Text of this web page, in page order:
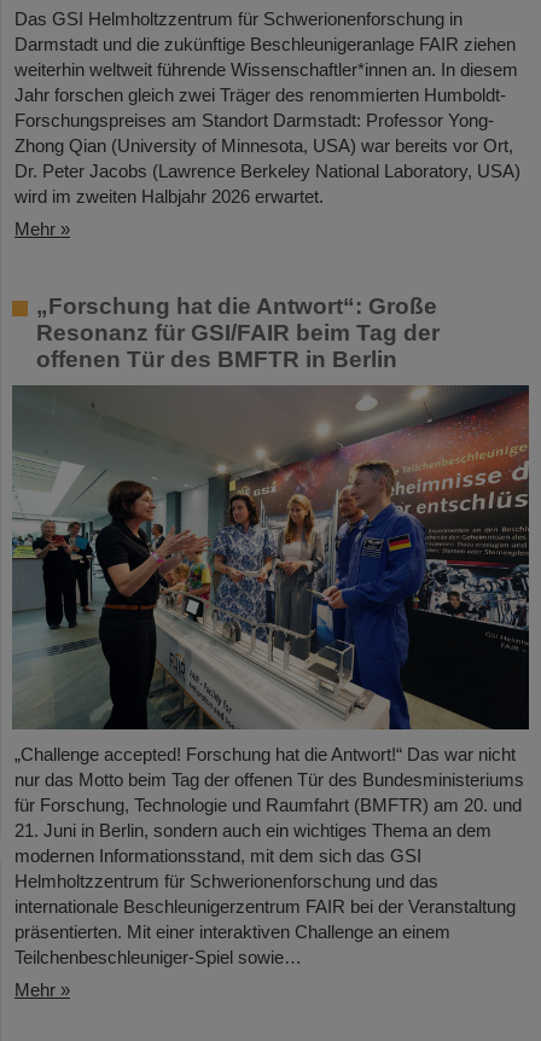
Das GSI Helmholtzzentrum für Schwerionenforschung in
Darmstadt und die zukünftige Beschleunigeranlage FAIR ziehen
weiterhin weltweit führende Wissenschaftler*innen an. In diesem
Jahr forschen gleich zwei Träger des renommierten Humboldt-
Forschungspreises am Standort Darmstadt: Professor Yong-
Zhong Qian (University of Minnesota, USA) war bereits vor Ort,
Dr. Peter Jacobs (Lawrence Berkeley National Laboratory, USA)
wird im zweiten Halbjahr 2026 erwartet.
Mehr »
„Forschung hat die Antwort“: Große
Resonanz für GSI/FAIR beim Tag der
offenen Tür des BMFTR in Berlin
„Challenge accepted! Forschung hat die Antwort!“ Das war nicht
nur das Motto beim Tag der offenen Tür des Bundesministeriums
für Forschung, Technologie und Raumfahrt (BMFTR) am 20. und
21. Juni in Berlin, sondern auch ein wichtiges Thema an dem
modernen Informationsstand, mit dem sich das GSI
Helmholtzzentrum für Schwerionenforschung und das
internationale Beschleunigerzentrum FAIR bei der Veranstaltung
präsentierten. Mit einer interaktiven Challenge an einem
Teilchenbeschleuniger-Spiel sowie…
Mehr »